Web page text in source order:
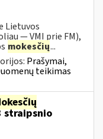
Lietuvos
— VMI prie FM),
mokesčių...
Prašymai,
teikimas
straipsnio